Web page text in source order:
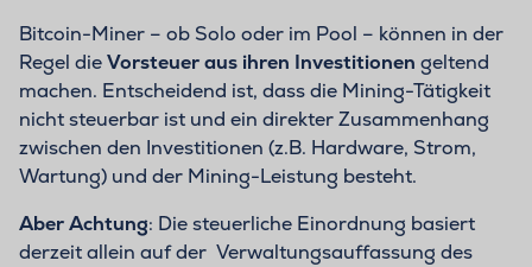
Bitcoin-Miner – ob Solo oder im Pool – können in der
Regel dieVorsteuer aus ihren Investitionen geltend
machen. Entscheidend ist, dass die Mining-Tätigkeit
nicht steuerbar ist und ein direkter Zusammenhang
zwischen den Investitionen (z.B. Hardware, Strom,
Wartung) und der Mining-Leistung besteht.
Aber Achtung: Die steuerliche Einordnung basiert
derzeit allein auf der Verwaltungsauffassung des